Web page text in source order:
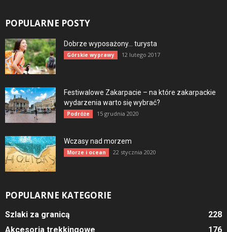
POPULARNE POSTY
Dobrze wyposażony… turysta
Górskie wyprawy 12 lutego 2017
Festiwalowe Zakarpacie – na które zakarpackie
wydarzenia warto się wybrać?
Podróże 15 grudnia 2020
Wczasy nad morzem
Morze i ocean 22 stycznia 2020
POPULARNE KATEGORIE
Szlaki za granicą
228
Akcesoria trekkingowe
176